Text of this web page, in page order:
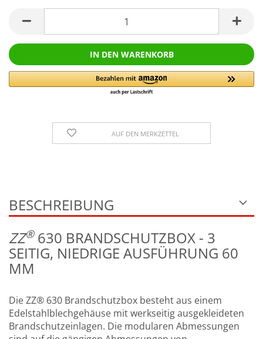
AUF DEN MERKZETTEL
BESCHREIBUNG
ZZ®630 BRANDSCHUTZBOX - 3
SEITIG, NIEDRIGE AUSFÜHRUNG 60
MM
Die ZZ® 630 Brandschutzbox besteht aus einem
Edelstahlblechgehäuse mit werkseitig ausgekleideten
Brandschutzeinlagen. Die modularen Abmessungen